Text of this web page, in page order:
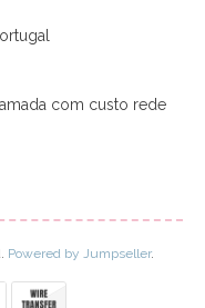
com custo rede
Powered by Jumpseller.